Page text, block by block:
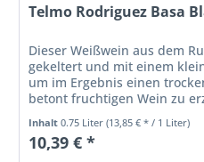
Telmo Rodriguez Basa
Dieser Weißwein aus dem
gekeltert und mit einem
um im Ergebnis einen
betont fruchtigen Wein zu
Frucht, welche eine...
Inhalt0.75 Liter(13,85 € * / 1 Liter)
10,39 € *